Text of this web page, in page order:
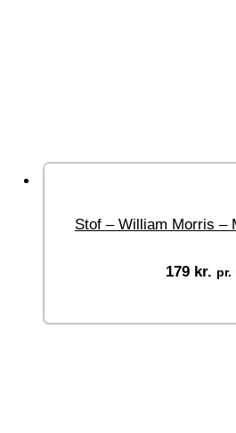
Stof – William Morris –
179 kr. pr.